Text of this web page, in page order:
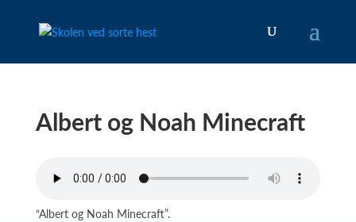
Albert og Noah Minecraft
“Albert og Noah Minecraft”.